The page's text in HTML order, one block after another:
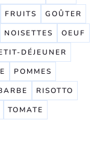
FRUITS
GOÛTER
NOISETTES
OEUF
DÉJEUNER
POMMES
RISOTTO
TOMATE